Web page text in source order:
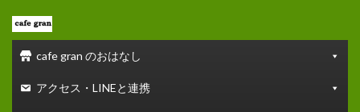
cafe gran のおはなし
アクセス・LINEと連携